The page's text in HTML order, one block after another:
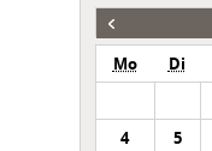
Mo Di
4
5